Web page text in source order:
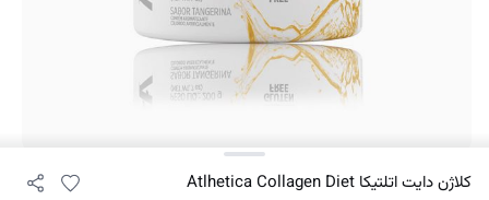
کلاژن دایت اتلتیکا Atlhetica Collagen Diet